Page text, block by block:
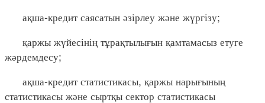
ақша-кредит саясатын әзірлеу және жүргізу;
қаржы жүйесінің тұрақтылығын қамтамасыз етуге
жәрдемдесу;
ақша-кредит статистикасы, қаржы нарығының
статистикасы және сыртқы сектор статистикасы